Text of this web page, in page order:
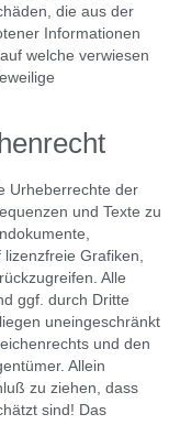
die aus der
Informationen
welche verwiesen
Urheberrechte der
und Texte zu
Grafiken,
Alle
ggf. durch Dritte
uneingeschränkt
und den
Allein
zu ziehen, dass
sind! Das